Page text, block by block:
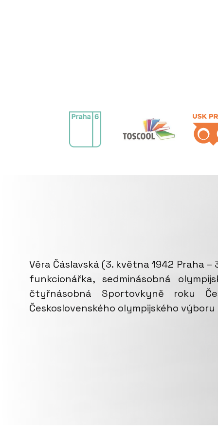
Věra Čáslavská (3. května 1942 Praha
funkcionářka, sedminásobná
čtyřnásobná Sportovkyně roku
Československého olympijského